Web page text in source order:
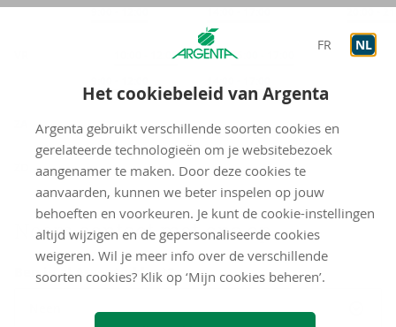
FR NL
Het cookiebeleid van Argenta
Argenta gebruikt verschillende soorten cookies en
gerelateerde technologieën om je websitebezoek
aangenamer te maken. Door deze cookies te
aanvaarden, kunnen we beter inspelen op jouw
behoeften en voorkeuren. Je kunt de cookie-instellingen
altijd wijzigen en de gepersonaliseerde cookies
weigeren. Wil je meer info over de verschillende
soorten cookies? Klik op ‘Mijn cookies beheren’.
Op afspraak
9:00-12:00 Op afspraak
14:00-17:00 Op
20:00-
12:00 Onthaal
15:00
gesloten
Neem con­tact met ons op
Ben je al Argenta-klant?